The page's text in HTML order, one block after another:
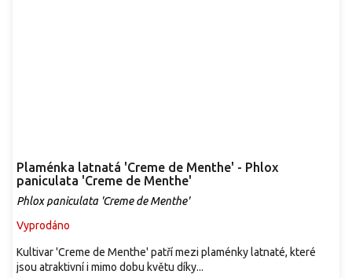
Plaménka latnatá 'Creme de Menthe' - Phlox
paniculata 'Creme de Menthe'
Phlox paniculata 'Creme de Menthe'
Vyprodáno
Kultivar 'Creme de Menthe' patří mezi plaménky latnaté, které
jsou atraktivní i mimo dobu květu díky...